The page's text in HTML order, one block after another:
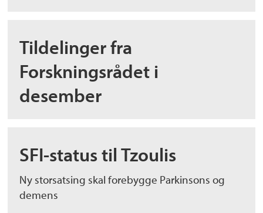
Tildelinger fra
Forskningsrådet i
desember
SFI-status til Tzoulis
Ny storsatsing skal forebygge Parkinsons og
demens